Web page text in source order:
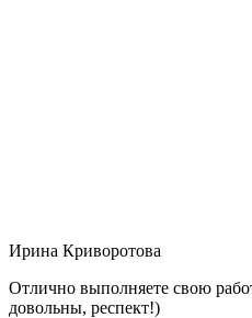
Ирина Криворотова
Отлично выполняете свою
довольны, респект!)